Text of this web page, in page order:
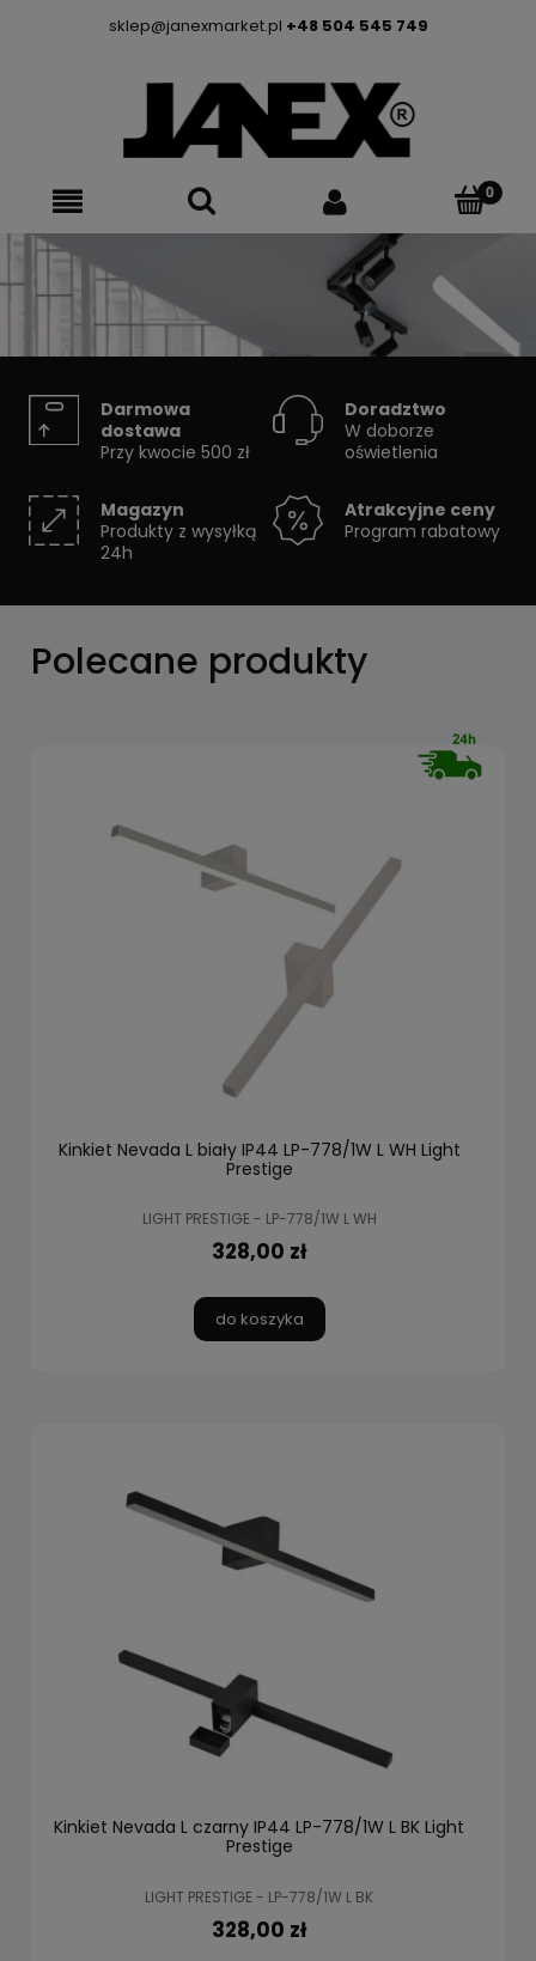
sklep@janexmarket.pl +48 504 545 749
SYSTEMY SZYNOWE
Skorzystaj z konfiguratora
Darmowa
dostawa
Przy kwocie 500 zł
Doradztwo
W doborze
oświetlenia
Magazyn
Produkty z wysyłką
24h
Atrakcyjne ceny
Program rabatowy
Polecane produkty
Kinkiet Nevada L biały IP44 LP-778/1W L WH Light
Prestige
LIGHT PRESTIGE - LP-778/1W L WH
328,00 zł
do koszyka
Kinkiet Nevada L czarny IP44 LP-778/1W L BK Light
Prestige
LIGHT PRESTIGE - LP-778/1W L BK
328,00 zł